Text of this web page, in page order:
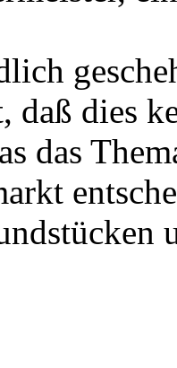
daß dies
das